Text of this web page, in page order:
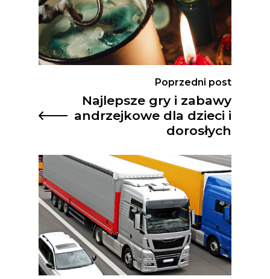
Poprzedni post
Najlepsze gry i zabawy
andrzejkowe dla dzieci i
dorosłych